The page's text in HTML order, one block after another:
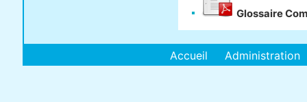
Glossaire
Accueil Administration